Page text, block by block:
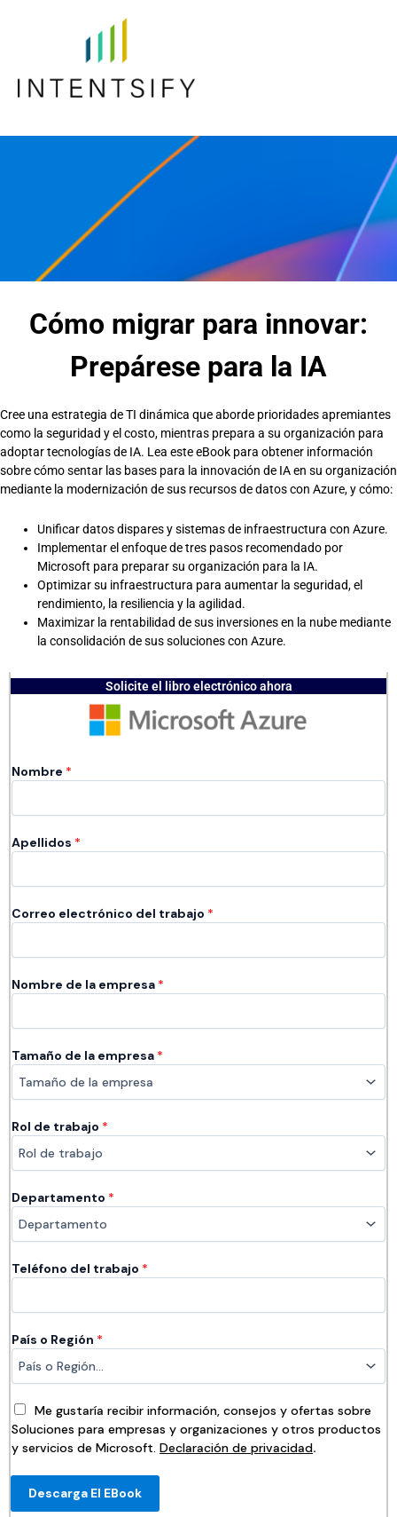
Cómo migrar para innovar:
Prepárese para la IA
Cree una estrategia de TI dinámica que aborde prioridades apremiantes
como la seguridad y el costo, mientras prepara a su organización para
adoptar tecnologías de IA. Lea este eBook para obtener información
sobre cómo sentar las bases para la innovación de IA en su organización
mediante la modernización de sus recursos de datos con Azure, y cómo:
Unificar datos dispares y sistemas de infraestructura con Azure.
Implementar el enfoque de tres pasos recomendado por
Microsoft para preparar su organización para la IA.
Optimizar su infraestructura para aumentar la seguridad, el
rendimiento, la resiliencia y la agilidad.
Maximizar la rentabilidad de sus inversiones en la nube mediante
la consolidación de sus soluciones con Azure.
Solicite el libro electrónico ahora
Nombre *
Apellidos *
Correo electrónico del trabajo *
Nombre de la empresa​​ *
Tamaño de la empresa *
Rol de trabajo *
Departamento *
Teléfono del trabajo *
País o Región *
Me gustaría recibir información, consejos y ofertas sobre
Soluciones para empresas y organizaciones y otros productos
y servicios de Microsoft. Declaración de privacidad.
Descarga El EBook